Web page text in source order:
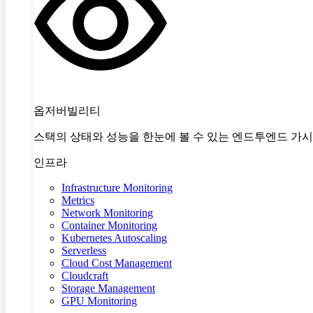
옵저버빌리티
스택의 상태와 성능을 한눈에 볼 수 있는 엔드투엔드 가
인프라
Infrastructure Monitoring
Metrics
Network Monitoring
Container Monitoring
Kubernetes Autoscaling
Serverless
Cloud Cost Management
Cloudcraft
Storage Management
GPU Monitoring